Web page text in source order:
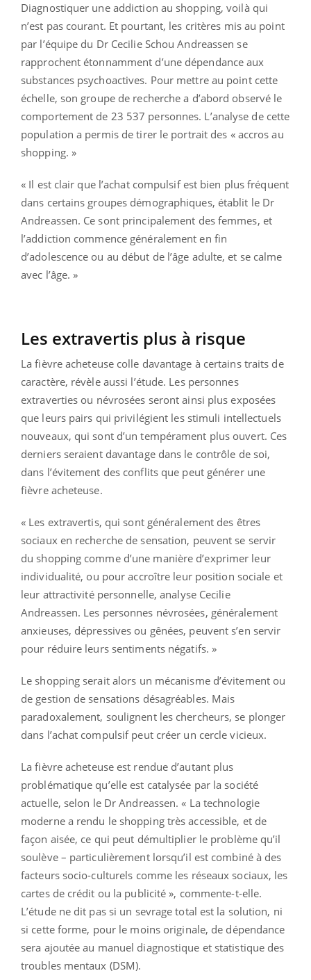
Diagnostiquer une addiction au shopping, voilà qui
n’est pas courant. Et pourtant, les critères mis au point
par l’équipe du Dr Cecilie Schou Andreassen se
rapprochent étonnamment d’une dépendance aux
substances psychoactives. Pour mettre au point cette
échelle, son groupe de recherche a d’abord observé le
comportement de 23 537 personnes. L’analyse de cette
population a permis de tirer le portrait des « accros au
shopping. »
« Il est clair que l’achat compulsif est bien plus fréquent
dans certains groupes démographiques, établit le Dr
Andreassen. Ce sont principalement des femmes, et
l’addiction commence généralement en fin
d’adolescence ou au début de l’âge adulte, et se calme
avec l’âge. »
Les extravertis plus à risque
La fièvre acheteuse colle davantage à certains traits de
caractère, révèle aussi l’étude. Les personnes
extraverties ou névrosées seront ainsi plus exposées
que leurs pairs qui privilégient les stimuli intellectuels
nouveaux, qui sont d’un tempérament plus ouvert. Ces
derniers seraient davantage dans le contrôle de soi,
dans l’évitement des conflits que peut générer une
fièvre acheteuse.
« Les extravertis, qui sont généralement des êtres
sociaux en recherche de sensation, peuvent se servir
du shopping comme d’une manière d’exprimer leur
individualité, ou pour accroître leur position sociale et
leur attractivité personnelle, analyse Cecilie
Andreassen. Les personnes névrosées, généralement
anxieuses, dépressives ou gênées, peuvent s’en servir
pour réduire leurs sentiments négatifs. »
Le shopping serait alors un mécanisme d’évitement ou
de gestion de sensations désagréables. Mais
paradoxalement, soulignent les chercheurs, se plonger
dans l’achat compulsif peut créer un cercle vicieux.
La fièvre acheteuse est rendue d’autant plus
problématique qu’elle est catalysée par la société
actuelle, selon le Dr Andreassen. « La technologie
moderne a rendu le shopping très accessible, et de
façon aisée, ce qui peut démultiplier le problème qu’il
soulève – particulièrement lorsqu’il est combiné à des
facteurs socio-culturels comme les réseaux sociaux, les
cartes de crédit ou la publicité », commente-t-elle.
L’étude ne dit pas si un sevrage total est la solution, ni
si cette forme, pour le moins originale, de dépendance
sera ajoutée au manuel diagnostique et statistique des
troubles mentaux (DSM).